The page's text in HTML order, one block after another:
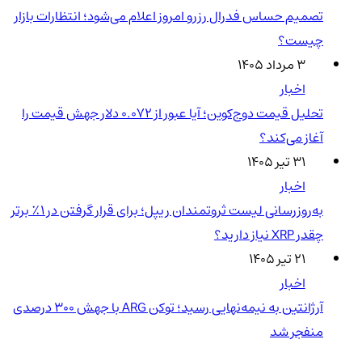
تصمیم حساس فدرال رزرو امروز اعلام می‌شود؛ انتظارات بازار
چیست؟
۳ مرداد ۱۴۰۵
اخبار
تحلیل قیمت دوج‌کوین؛ آیا عبور از ۰.۰۷۲ دلار جهش قیمت را
آغاز می‌کند؟
۳۱ تیر ۱۴۰۵
اخبار
به‌روزرسانی لیست ثروتمندان ریپل؛ برای قرار گرفتن در ۱٪ برتر
چقدر XRP نیاز دارید؟
۲۱ تیر ۱۴۰۵
اخبار
آرژانتین به نیمه‌نهایی رسید؛ توکن ARG با جهش ۳۰۰ درصدی
منفجر شد